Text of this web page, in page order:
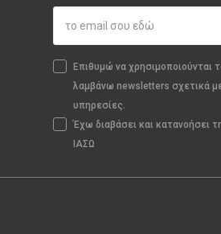
Επιθυμώ να χρησιμοποιούνται
λαμβάνω newsletters σχετικά
υπηρεσίες.
Έχω διαβάσει και κατανοήσει
ΙΑΣΩ